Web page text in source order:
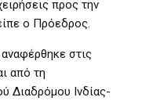
προς την
ο Πρόεδρος.
στις
από τη
Διαδρόμου Ινδίας-